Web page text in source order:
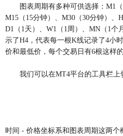
图表周期有多种可供选择：M1（1
M15（15分钟）、M30（30分钟）、
D1（1天）、W1（1周）、MN（1个
示了H4，代表每一根K线记录了4小
价和最低价，每个交易日有6根这样的
我们可以在MT4平台的工具栏上
时间 - 价格坐标系和图表周期这两